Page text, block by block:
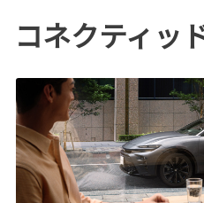
コネクティッ